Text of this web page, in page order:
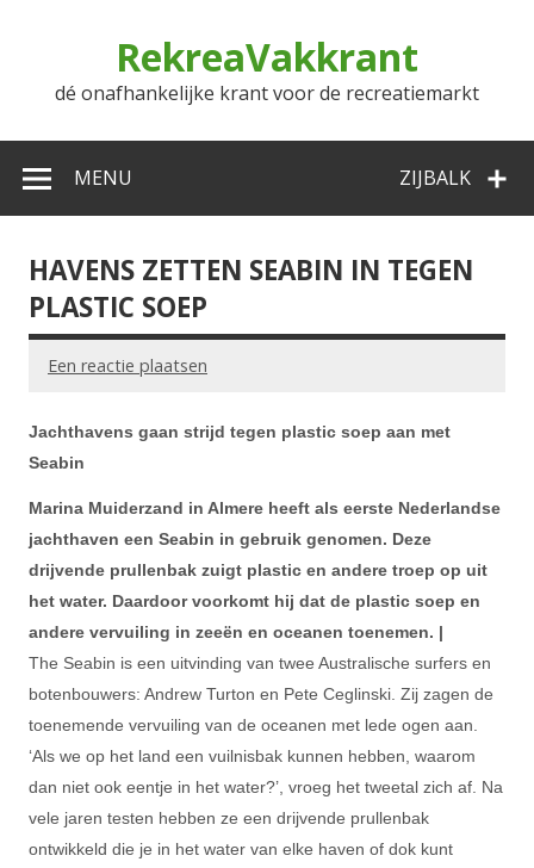
RekreaVakkrant
dé onafhankelijke krant voor de recreatiemarkt
ZIJBALK
MENU
HAVENS ZETTEN SEABIN IN TEGEN
PLASTIC SOEP
Een reactie plaatsen
Jachthavens gaan strijd tegen plastic soep aan met
Seabin
Marina Muiderzand in Almere heeft als eerste Nederlandse
jachthaven een Seabin in gebruik genomen. Deze
drijvende prullenbak zuigt plastic en andere troep op uit
het water. Daardoor voorkomt hij dat de plastic soep en
andere vervuiling in zeeën en oceanen toenemen. |
The Seabin is een uitvinding van twee Australische surfers en
botenbouwers: Andrew Turton en Pete Ceglinski. Zij zagen de
toenemende vervuiling van de oceanen met lede ogen aan.
‘Als we op het land een vuilnisbak kunnen hebben, waarom
dan niet ook eentje in het water?’, vroeg het tweetal zich af. Na
vele jaren testen hebben ze een drijvende prullenbak
ontwikkeld die je in het water van elke haven of dok kunt